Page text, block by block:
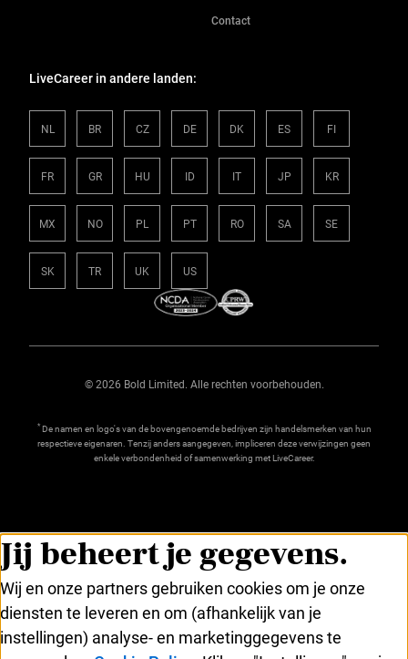
Contact
LiveCareer in andere landen:
NL BR CZ DE DK ES FI
FR GR HU ID IT JP KR
MX NO PL PT RO SA SE
SK TR UK US
© 2026 Bold Limited. Alle rechten voorbehouden.
*De namen en logo's van de bovengenoemde bedrijven zijn handelsmerken van hun
respectieve eigenaren. Tenzij anders aangegeven, impliceren deze verwijzingen geen
enkele verbondenheid of samenwerking met LiveCareer.
Jij beheert je gegevens.
Wij en onze partners gebruiken cookies om je onze
diensten te leveren en om (afhankelijk van je
instellingen) analyse- en marketinggegevens te